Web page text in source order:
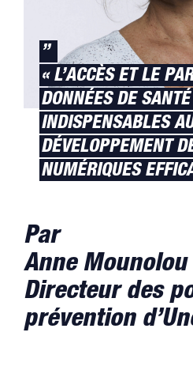
”
« L’ACCÈS ET LE
DONNÉES DE
INDISPENSABLES
DÉVELOPPEMENT
NUMÉRIQUES
Par
Anne Mounolou
Directeur des
prévention